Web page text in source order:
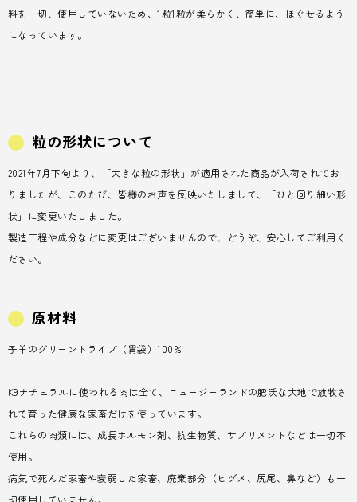
料を一切、使用していないため、1粒1粒が柔らかく、簡単に、ほぐせるよう
になっています。
粒の形状について
2021年7月下旬より、「大きな粒の形状」が適用された商品が入荷されてお
りましたが、このたび、皆様のお声を反映いたしまして、「ひと回り細い形
状」に変更いたしました。
製造工程や成分などに変更はございませんので、どうぞ、安心してご利用く
ださい。
原材料
子羊のグリーントライプ（胃袋）100%
K9ナチュラルに使われる肉は全て、ニュージーランドの肥沃な大地で放牧さ
れて育った健康な家畜だけを使っています。
これらの肉類には、成長ホルモン剤、抗生物質、サプリメントなどは一切不
使用。
病気で死んだ家畜や衰弱した家畜、廃棄部分（ヒヅメ、尻尾、鼻など）も一